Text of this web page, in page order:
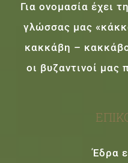
Για ονομασία έχει
γλώσσας μας
κακκάβη –
οι βυζαντινοί μας
Έδρα